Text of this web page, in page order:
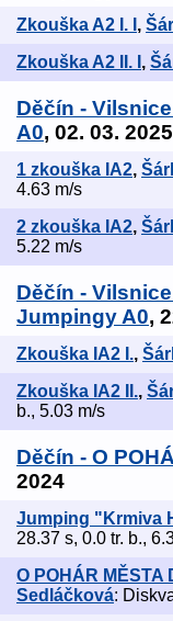
Zkouška A2 I. I ,
Zkouška A2 II. I ,
Děčín -
A0, 02. 03. 2025
1 zkouška IA2,
4.63 m/s
2 zkouška IA2,
5.22 m/s
Děčín -
Jumpingy A0,
Zkouška IA2 I.,
Zkouška IA2 II.,
b., 5.03 m/s
Děčín - O
2024
Jumping "Krmiva
28.37 s, 0.0 tr. b.,
O POHÁR MĚSTA
Sedláčková: